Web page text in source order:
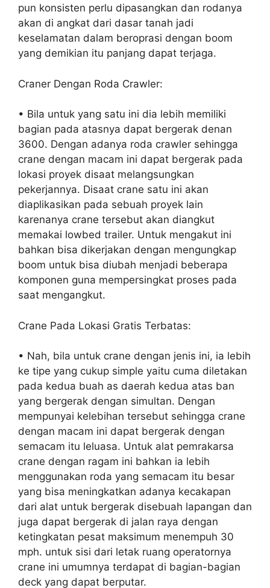
pun konsisten perlu dipasangkan dan rodanya
akan di angkat dari dasar tanah jadi
keselamatan dalam beroprasi dengan boom
yang demikian itu panjang dapat terjaga.
Craner Dengan Roda Crawler:
• Bila untuk yang satu ini dia lebih memiliki
bagian pada atasnya dapat bergerak denan
3600. Dengan adanya roda crawler sehingga
crane dengan macam ini dapat bergerak pada
lokasi proyek disaat melangsungkan
pekerjannya. Disaat crane satu ini akan
diaplikasikan pada sebuah proyek lain
karenanya crane tersebut akan diangkut
memakai lowbed trailer. Untuk mengakut ini
bahkan bisa dikerjakan dengan mengungkap
boom untuk bisa diubah menjadi beberapa
komponen guna mempersingkat proses pada
saat mengangkut.
Crane Pada Lokasi Gratis Terbatas:
• Nah, bila untuk crane dengan jenis ini, ia lebih
ke tipe yang cukup simple yaitu cuma diletakan
pada kedua buah as daerah kedua atas ban
yang bergerak dengan simultan. Dengan
mempunyai kelebihan tersebut sehingga crane
dengan macam ini dapat bergerak dengan
semacam itu leluasa. Untuk alat pemrakarsa
crane dengan ragam ini bahkan ia lebih
menggunakan roda yang semacam itu besar
yang bisa meningkatkan adanya kecakapan
dari alat untuk bergerak disebuah lapangan dan
juga dapat bergerak di jalan raya dengan
ketingkatan pesat maksimum menempuh 30
mph. untuk sisi dari letak ruang operatornya
crane ini umumnya terdapat di bagian-bagian
deck yang dapat berputar.